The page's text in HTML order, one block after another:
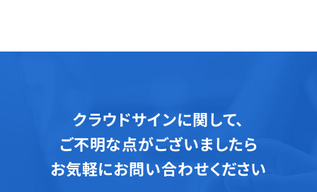
クラウドサインに関して、
ご不明な点がございましたら
お気軽にお問い合わせください